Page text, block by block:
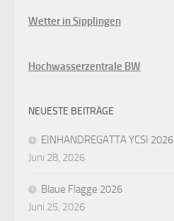
Wetter in Sipplingen
Hochwasserzentrale BW
NEUESTE BEITRÄGE
EINHANDREGATTA YCSI 2026
Juni 28, 2026
Blaue Flagge 2026
Juni 25, 2026